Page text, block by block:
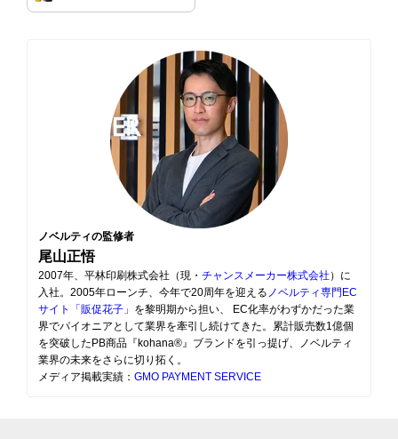
ノベルティの監修者
尾山正悟
2007年、平林印刷株式会社（現・ チャンスメーカー株式会社 ）に
入社。2005年ローンチ、今年で20周年を迎える ノベルティ専門EC
サイト「販促花子」 を黎明期から担い、 EC化率がわずかだった業
界でパイオニアとして業界を牽引し続けてきた。累計販売数1億個
を突破したPB商品『kohana®』ブランドを引っ提げ、ノベルティ
業界の未来をさらに切り拓く。
メディア掲載実績： GMO PAYMENT SERVICE